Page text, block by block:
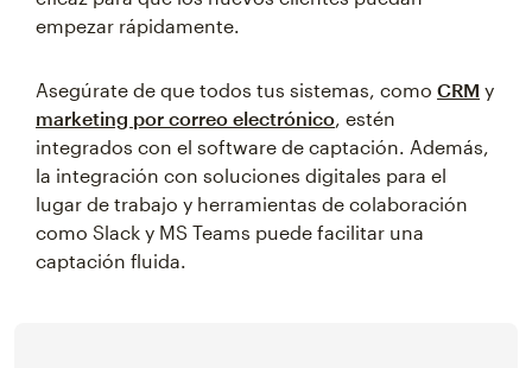
empezar rápidamente.
Asegúrate de que todos tus sistemas, como CRM y
marketing por correo electrónico, estén
integrados con el software de captación. Además,
la integración con soluciones digitales para el
lugar de trabajo y herramientas de colaboración
como Slack y MS Teams puede facilitar una
captación fluida.